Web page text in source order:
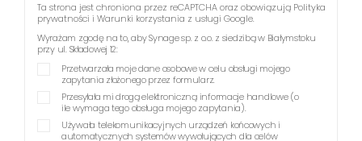
Ta strona jest chroniona przez reCAPTCHA oraz obowiązują Polityka
prywatności i Warunki korzystania z usługi Google.
Wyrażam zgodę na to, aby Synage sp. z o.o. z siedzibą w Białymstoku
przy ul. Składowej 12:
Przetwarzała moje dane osobowe w celu obsługi mojego
zapytania złożonego przez formularz.
Przesyłała mi drogą elektroniczną informacje handlowe (o
ile wymaga tego obsługa mojego zapytania).
Używała telekomunikacyjnych urządzeń końcowych i
automatycznych systemów wywołujących dla celów